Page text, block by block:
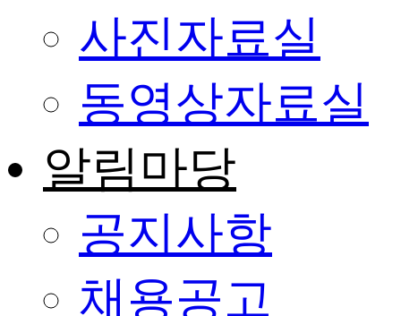
사진자료실
동영상자료실
알림마당
공지사항
채용공고